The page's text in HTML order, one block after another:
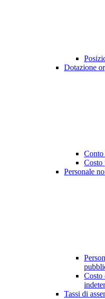
Dotazione
Conto
Costo
Personale
Costo
Tassi di